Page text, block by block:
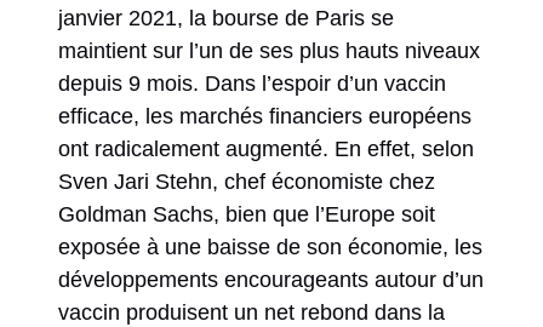
janvier 2021, la bourse de Paris se
maintient sur l’un de ses plus hauts niveaux
depuis 9 mois. Dans l’espoir d’un vaccin
efficace, les marchés financiers européens
ont radicalement augmenté. En effet, selon
Sven Jari Stehn, chef économiste chez
Goldman Sachs, bien que l’Europe soit
exposée à une baisse de son économie, les
développements encourageants autour d’un
vaccin produisent un net rebond dans la